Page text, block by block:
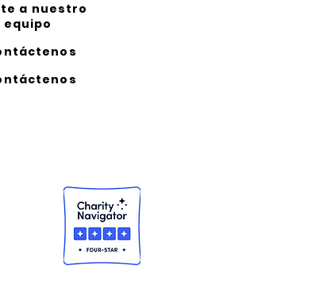
a nuestro
equipo